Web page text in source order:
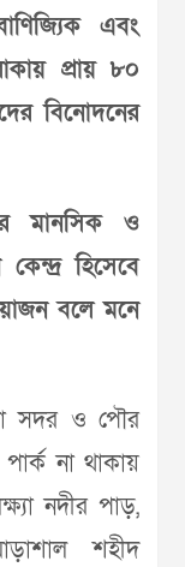
এবং
প্রায় ৮০
বিনোদনের
মানসিক ও
হিসেবে
বলে মনে
সদর ও পৌর
না থাকায়
নদীর পাড়,
শহীদ